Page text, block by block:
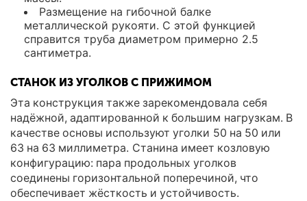
Размещение на гибочной балке
металлической рукояти. С этой функцией
справится труба диаметром примерно 2.5
сантиметра.
СТАНОК ИЗ УГОЛКОВ С ПРИЖИМОМ
Эта конструкция также зарекомендовала себя
надёжной, адаптированной к большим нагрузкам. В
качестве основы используют уголки 50 на 50 или
63 на 63 миллиметра. Станина имеет козловую
конфигурацию: пара продольных уголков
соединены горизонтальной поперечиной, что
обеспечивает жёсткость и устойчивость.